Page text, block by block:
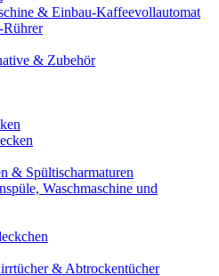
& Einbau-Kaffeevollautomat
& Zubehör
& Spültischarmaturen
Waschmaschine und
& Abtrockentücher